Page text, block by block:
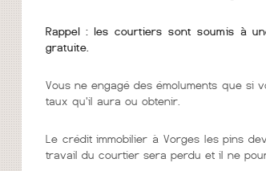
Rappel : les courtiers sont soumis à
gratuite.
Vous ne engagé des émoluments que si
taux qu'il aura ou obtenir.
Le crédit immobilier à Vorges les pins
travail du courtier sera perdu et il ne